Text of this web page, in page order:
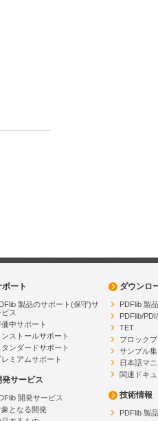
ポート
製品のサポート(保守)サ
ビス
中サポート
ンストールサポート
タンダードサポート
レミアムサポート
発サービス
開発サービス
象となる開発
ダウンロ
PDFlib 製
PDFlib/
TET
ブロック
サンプル集
日本語マ
関連ドキ
技術情報
PDFlib 製